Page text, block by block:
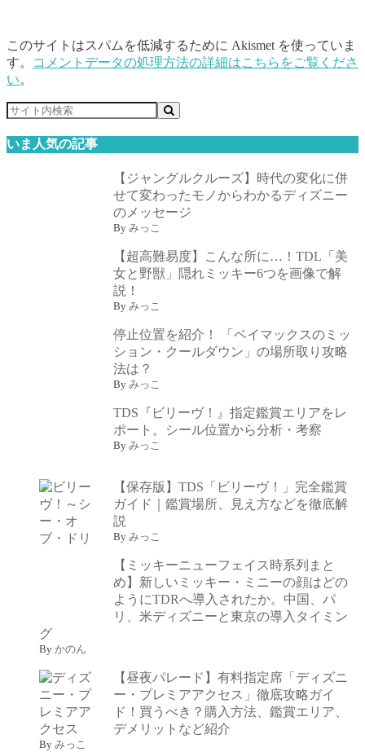
このサイトはスパムを低減するために Akismet を使っていま
す。
コメントデータの処理方法の詳細はこちらをご覧くださ
い。
いま人気の記事
【ジャングルクルーズ】時代の変化に併
せて変わったモノからわかるディズニー
のメッセージ
By みっこ
【超高難易度】こんな所に…！TDL「美
女と野獣」隠れミッキー6つを画像で解
説！
By みっこ
停止位置を紹介！ 「ベイマックスのミッ
ション・クールダウン」の場所取り攻略
法は？
By みっこ
TDS『ビリーヴ！』指定鑑賞エリアをレ
ポート。シール位置から分析・考察
By みっこ
【保存版】TDS「ビリーヴ！」完全鑑賞
ガイド｜鑑賞場所、見え方などを徹底解
説
By みっこ
【ミッキーニューフェイス時系列まと
め】新しいミッキー・ミニーの顔はどの
ようにTDRへ導入されたか。中国、パ
リ、米ディズニーと東京の導入タイミン
グ
By かのん
【昼夜パレード】有料指定席「ディズニ
ー・プレミアアクセス」徹底攻略ガイ
ド！買うべき？購入方法、鑑賞エリア、
デメリットなど紹介
By みっこ